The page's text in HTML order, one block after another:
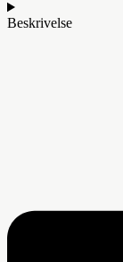
Beskrivelse